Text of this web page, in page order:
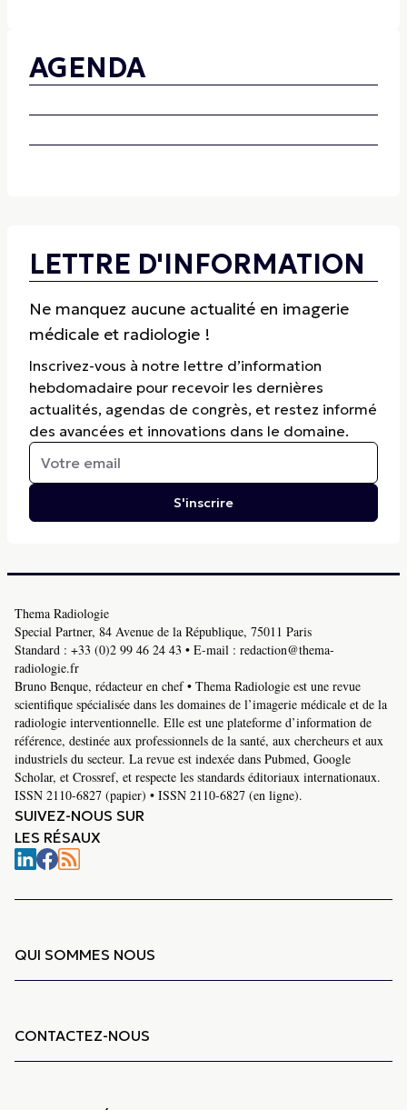
AGENDA
LETTRE D'INFORMATION
Ne manquez aucune actualité en imagerie
médicale et radiologie !
Inscrivez-vous à notre lettre d’information
hebdomadaire pour recevoir les dernières
actualités, agendas de congrès, et restez informé
des avancées et innovations dans le domaine.
S'inscrire
Thema Radiologie
Special Partner, 84 Avenue de la République, 75011 Paris
Standard : +33 (0)2 99 46 24 43 • E-mail : redaction@thema-
radiologie.fr
Bruno Benque, rédacteur en chef • Thema Radiologie est une revue
scientifique spécialisée dans les domaines de l’imagerie médicale et de la
radiologie interventionnelle. Elle est une plateforme d’information de
référence, destinée aux professionnels de la santé, aux chercheurs et aux
industriels du secteur. La revue est indexée dans Pubmed, Google
Scholar, et Crossref, et respecte les standards éditoriaux internationaux.
ISSN 2110-6827 (papier) • ISSN 2110-6827 (en ligne).
SUIVEZ-NOUS SUR
LES RÉSAUX
QUI SOMMES NOUS
CONTACTEZ-NOUS